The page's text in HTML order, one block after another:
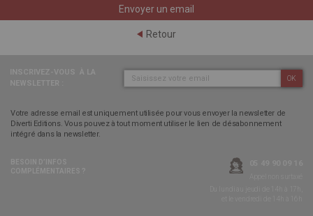
Envoyer un email
Retour
OK
Votre adresse email est uniquement utilisée pour vous envoyer la newsletter de
Diverti Editions. Vous pouvez à tout moment utiliser le lien de désabonnement
intégré dans la newsletter.